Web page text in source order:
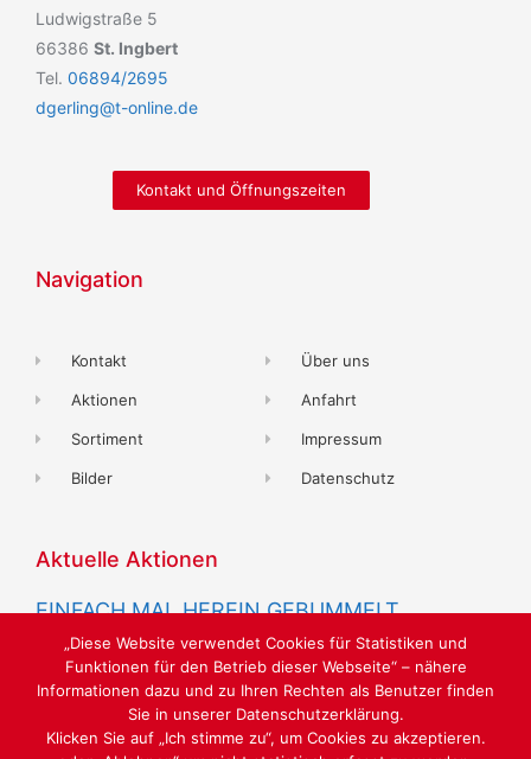
Ludwigstraße 5
66386 St. Ingbert
Tel. 06894/2695
dgerling@t-online.de
Kontakt und Öffnungszeiten
Navigation
Kontakt
Aktionen
Sortiment
Bilder
Über uns
Anfahrt
Impressum
Datenschutz
Aktuelle Aktionen
EINFACH MAL HEREIN GEBUMMELT
2. Juni 2021
„Diese Website verwendet Cookies für Statistiken und
Funktionen für den Betrieb dieser Webseite“ – nähere
Informationen dazu und zu Ihren Rechten als Benutzer finden
Sie in unserer Datenschutzerklärung.
Klicken Sie auf „Ich stimme zu“, um Cookies zu akzeptieren.